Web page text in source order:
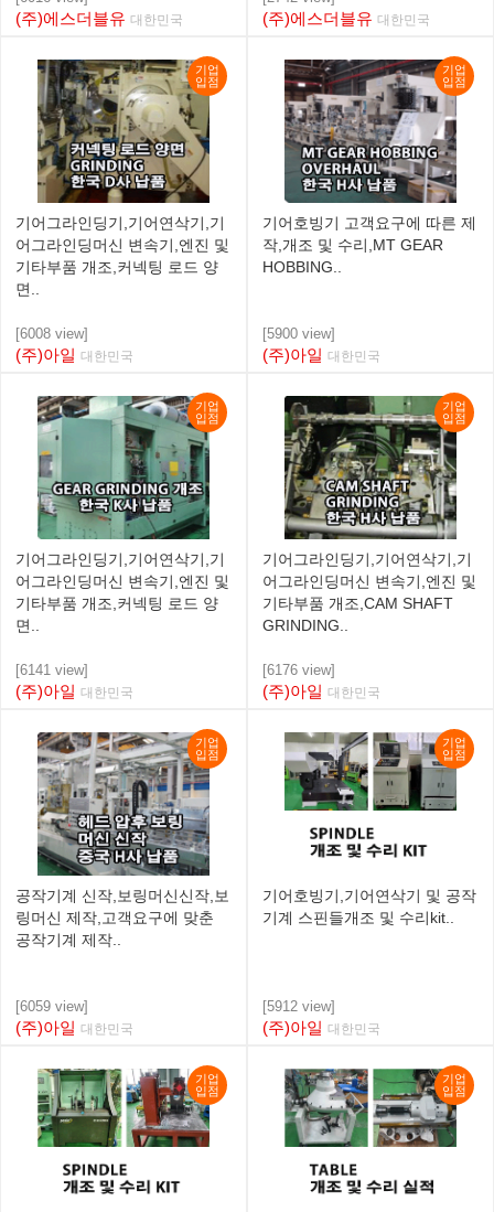
(주)에스더블유 대한민국 (주)에스더블유 대한민국
기업
입점
기어그라인딩기,기어연삭기,기
어그라인딩머신 변속기,엔진 및
기타부품 개조,커넥팅 로드 양
면..
[6008 view]
(주)아일 대한민국
기업
입점
기어호빙기 고객요구에 따른 제
작,개조 및 수리,MT GEAR
HOBBING..
[5900 view]
(주)아일 대한민국
기업
입점
기어그라인딩기,기어연삭기,기
어그라인딩머신 변속기,엔진 및
기타부품 개조,커넥팅 로드 양
면..
[6141 view]
(주)아일 대한민국
기업
입점
기어그라인딩기,기어연삭기,기
어그라인딩머신 변속기,엔진 및
기타부품 개조,CAM SHAFT
GRINDING..
[6176 view]
(주)아일 대한민국
기업
입점
공작기계 신작,보링머신신작,보
링머신 제작,고객요구에 맞춘
공작기계 제작..
[6059 view]
(주)아일 대한민국
기업
입점
기어호빙기,기어연삭기 및 공작
기계 스핀들개조 및 수리kit..
[5912 view]
(주)아일 대한민국
기업
입점
기업
입점